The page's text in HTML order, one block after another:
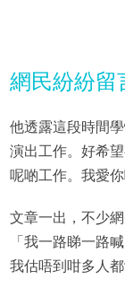
網民紛紛留
他透露這段時間
演出工作。好希
呢啲工作。我愛
文章一出，不少
「我一路睇一路
我估唔到咁多人都